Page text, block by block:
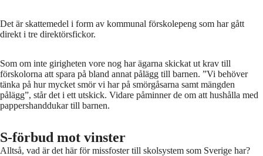
Det är skattemedel i form av kommunal förskolepeng som har gått
direkt i tre direktörsfickor.
Som om inte girigheten vore nog har ägarna skickat ut krav till
förskolorna att spara på bland annat pålägg till barnen. ”Vi behöver
tänka på hur mycket smör vi har på smörgåsarna samt mängden
pålägg”, står det i ett utskick. Vidare påminner de om att hushålla med
pappershanddukar till barnen.
S-förbud mot vinster
Alltså, vad är det här för missfoster till skolsystem som Sverige har?